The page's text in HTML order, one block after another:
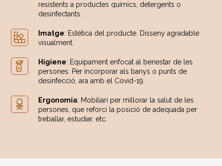
resistents a productes químics, detergents o
desinfectants.
Imatge: Estètica del producte. Disseny agradable
visualment.
Higiene: Equipament enfocat al benestar de les
persones. Per incorporar als banys o punts de
desinfecció, ara amb el Covid-19.
Ergonomia: Mobiliari per millorar la salut de les
persones, que reforci la posició de adequada per
treballar, estudiar, etc.